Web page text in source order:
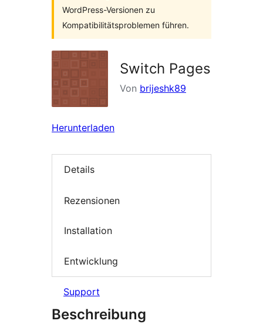
WordPress-Versionen zu
Kompatibilitätsproblemen führen.
Switch Pages
Von brijeshk89
Herunterladen
Details
Rezensionen
Installation
Entwicklung
Support
Beschreibung